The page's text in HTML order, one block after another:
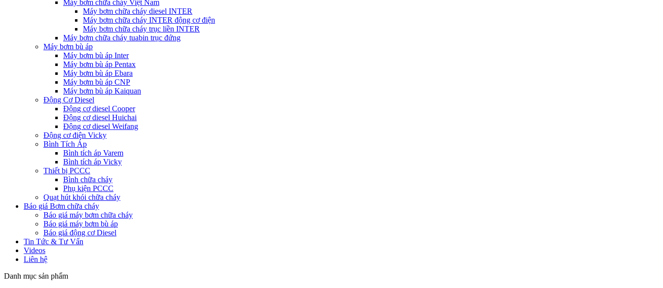
Máy bơm chữa cháy Việt Nam
Máy bơm chữa cháy diesel INTER
Máy bơm chữa cháy INTER động cơ điện
Máy bơm chữa cháy trục liền INTER
Máy bơm chữa cháy tuabin trục đứng
Máy bơm bù áp
Máy bơm bù áp Inter
Máy bơm bù áp Pentax
Máy bơm bù áp Ebara
Máy bơm bù áp CNP
Máy bơm bù áp Kaiquan
Động Cơ Diesel
Động cơ diesel Cooper
Động cơ diesel Huichai
Động cơ diesel Weifang
Động cơ điện Vicky
Bình Tích Áp
Bình tích áp Varem
Bình tích áp Vicky
Thiết bị PCCC
Bình chữa cháy
Phụ kiện PCCC
Quạt hút khói chữa cháy
Báo giá Bơm chữa cháy
Báo giá máy bơm chữa cháy
Báo giá máy bơm bù áp
Báo giá động cơ Diesel
Tin Tức & Tư Vấn
Videos
Liên hệ
Danh mục sản phẩm